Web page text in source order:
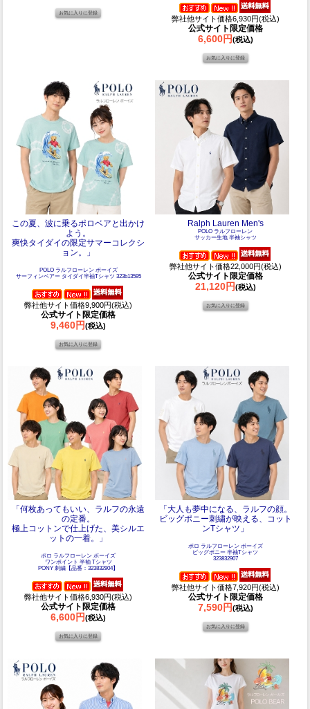
弊社他サイト価格6,930円(税込)
公式サイト限定価格
6,600円(税込)
この夏、波に乗るポロベアと出かけ
よう。
爽快タイダイの限定サマーコレクシ
ョン。」
POLO ラルフローレン ボーイズ
サーフィンベアー タイダイ半袖Tシャツ 323b13595
弊社他サイト価格9,900円(税込)
公式サイト限定価格
9,460円(税込)
Ralph Lauren Men's
POLO ラルフローレン
サッカー生地 半袖シャツ
弊社他サイト価格22,000円(税込)
公式サイト限定価格
21,120円(税込)
「何枚あってもいい、ラルフの永遠
の定番。
極上コットンで仕上げた、美シルエ
ットの一着。」
ポロ ラルフローレン ボーイズ
ワンポイント 半袖 Tシャツ
PONY 刺繍【品番：323832904】
弊社他サイト価格6,930円(税込)
公式サイト限定価格
6,600円(税込)
「大人も夢中になる、ラルフの顔。
ビッグポニー刺繍が映える、コット
ンTシャツ」
ポロ ラルフローレン ボーイズ
ビッグポニー 半袖Tシャツ
323832907
弊社他サイト価格7,920円(税込)
公式サイト限定価格
7,590円(税込)